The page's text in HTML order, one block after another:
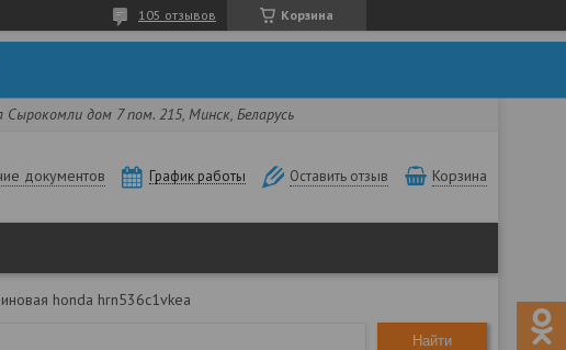
Корзина
105 отзывов
Сырокомли дом 7 пом. 215, Минск, Беларусь
документов График работы Оставить отзыв Корзина
honda hrn536c1vkea
Найти